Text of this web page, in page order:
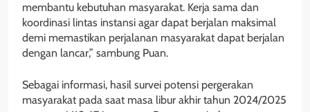
membantu kebutuhan masyarakat. Kerja sama dan
koordinasi lintas instansi agar dapat berjalan maksimal
demi memastikan perjalanan masyarakat dapat berjalan
dengan lancar,” sambung Puan.
Sebagai informasi, hasil survei potensi pergerakan
masyarakat pada saat masa libur akhir tahun 2024/2025